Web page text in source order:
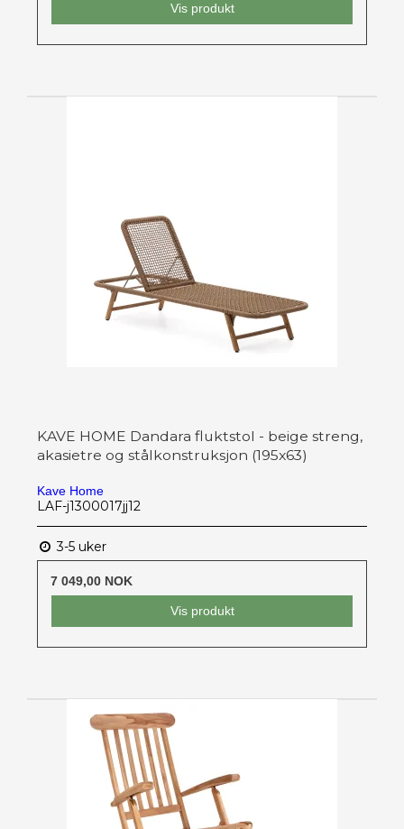
Vis produkt
KAVE HOME Dandara fluktstol - beige streng,
akasietre og stålkonstruksjon (195x63)
Kave Home
LAF-j1300017jj12
3-5 uker
7 049,00 NOK
Vis produkt